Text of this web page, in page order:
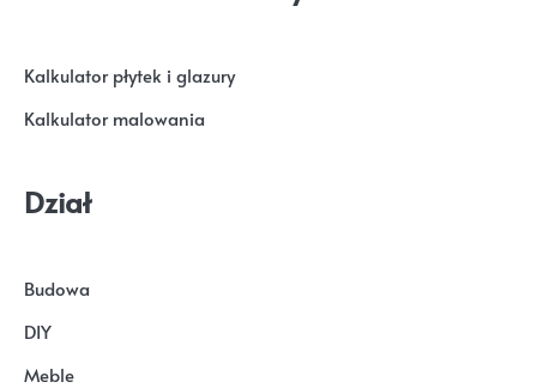
Kalkulator płytek i glazury
Kalkulator malowania
Dział
Budowa
DIY
Meble